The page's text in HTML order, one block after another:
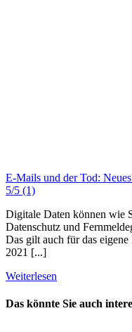
E-Mails und der Tod:
5/5 (1)
Digitale Daten können wie
Datenschutz und
Das gilt auch für das
2021 [...]
Weiterlesen
Das könnte Sie auch